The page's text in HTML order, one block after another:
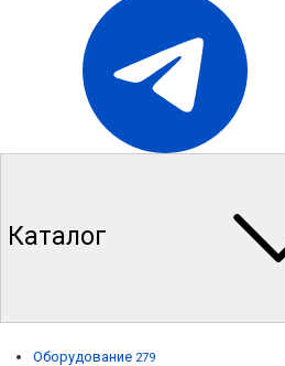
Каталог
Оборудование 279